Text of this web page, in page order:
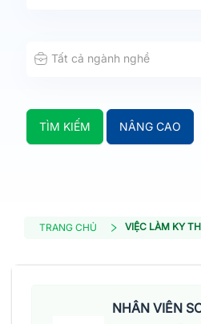
Tất cả ngành nghề
TÌM KIẾM NÂNG CAO
TRANG CHỦ VIỆC LÀM KY
NHÂN VIÊN